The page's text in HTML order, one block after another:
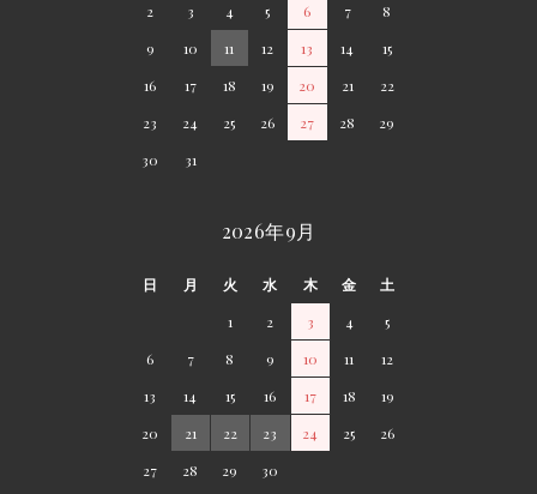
2
3 4 5 6 7
8
9
10 11 12 13 14
15
16
17 18 19 20 21
22
23
24 25 26 27 28
29
30
31
2026年9月
日 月 火 水 木 金
土
1
2 3 4
5
6
7 8 9 10 11
12
13
14 15 16 17 18
19
20
21 22 23 24 25
26
27
28 29 30